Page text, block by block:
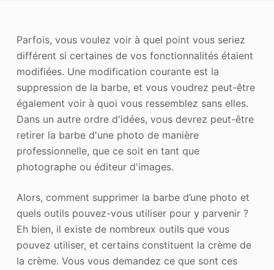
Image Recopyright
Parfois, vous voulez voir à quel point vous seriez
différent si certaines de vos fonctionnalités étaient
modifiées. Une modification courante est la
suppression de la barbe, et vous voudrez peut-être
également voir à quoi vous ressemblez sans elles.
Dans un autre ordre d'idées, vous devrez peut-être
retirer la barbe d'une photo de manière
professionnelle, que ce soit en tant que
photographe ou éditeur d'images.
Alors, comment supprimer la barbe d’une photo et
quels outils pouvez-vous utiliser pour y parvenir ?
Eh bien, il existe de nombreux outils que vous
pouvez utiliser, et certains constituent la crème de
la crème. Vous vous demandez ce que sont ces